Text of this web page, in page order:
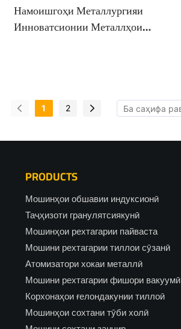
Намоишгоҳи Металлургияи
Инноватсионии Металлҳои
1 2
PRODUCTS
Мошинҳои обшавии индуксионӣ
Таҷҳизоти гранулятсиякунӣ
Мошинҳои рехтагарии пайваста
Мошини рехтагарии тиллои сӯзанӣ
Атомизатори хокаи металлӣ
Мошини рехтагарии фишори вакуумӣ
Корхонаҳои ғелондакунии тиллоӣ
Мошинҳои сохтани тӯби холӣ